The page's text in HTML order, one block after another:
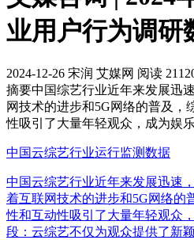
业用户行为调研
2024-12-26 宋润 艾媒网 阅读
摘要中国综艺行业近年来发展迅
网技术的进步和5G网络的普及，
性吸引了大量年轻观众，成为娱
中国云综艺行业运行监测数据
中国云综艺行业近年来发展迅速
着互联网技术的进步和5G网络的
性和互动性吸引了大量年轻观众
段：云综艺不仅为观众提供了新